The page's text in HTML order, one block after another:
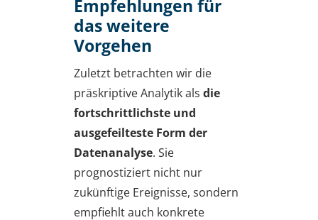
Empfehlungen für
das weitere
Vorgehen
Zuletzt betrachten wir die
präskriptive Analytik als die
fortschrittlichste und
ausgefeilteste Form der
Datenanalyse. Sie
prognostiziert nicht nur
zukünftige Ereignisse, sondern
empfiehlt auch konkrete